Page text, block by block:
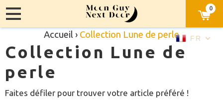
0
Accueil › Collection Lune de perle
Collection Lune de
perle
Faites défiler pour trouver votre article préféré !
FR